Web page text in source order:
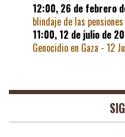
12:00, 26 de febrero
blindaje de las
11:00, 12 de julio de
Genocidio en Gaza - 12